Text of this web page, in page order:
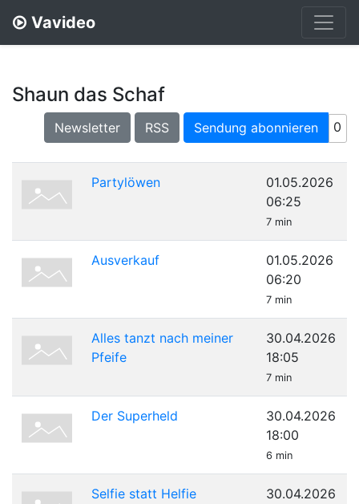
Vavideo
Shaun das Schaf
Newsletter RSS Sendung abonnieren 0
Partylöwen
01.05.2026
06:25
7 min
Ausverkauf
01.05.2026
06:20
7 min
Alles tanzt nach meiner
Pfeife
30.04.2026
18:05
7 min
Der Superheld
30.04.2026
18:00
6 min
Selfie statt Helfie
30.04.2026